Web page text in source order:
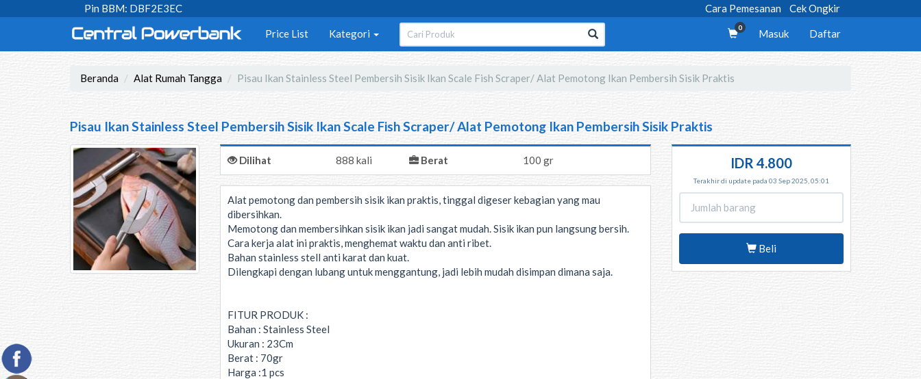
Pin BBM: DBF2E3EC Cara Pemesanan Cek Ongkir
Price List Kategori 0 Masuk Daftar
Beranda Alat Rumah Tangga Pisau Ikan Stainless Steel Pembersih Sisik Ikan Scale Fish Scraper/ Alat Pemotong Ikan Pembersih Sisik Praktis
Pisau Ikan Stainless Steel Pembersih Sisik Ikan Scale Fish Scraper/ Alat Pemotong Ikan Pembersih Sisik Praktis
Dilihat 888 kali Berat 100 gr
Alat pemotong dan pembersih sisik ikan praktis, tinggal digeser kebagian yang mau
dibersihkan.
Memotong dan membersihkan sisik ikan jadi sangat mudah. Sisik ikan pun langsung bersih.
Cara kerja alat ini praktis, menghemat waktu dan anti ribet.
Bahan stainless stell anti karat dan kuat.
Dilengkapi dengan lubang untuk menggantung, jadi lebih mudah disimpan dimana saja.
FITUR PRODUK :
Bahan : Stainless Steel
Ukuran : 23Cm
Berat : 70gr
Harga :1 pcs
IDR 4.800
Terakhir di update pada 03 Sep 2025, 05:01
Beli